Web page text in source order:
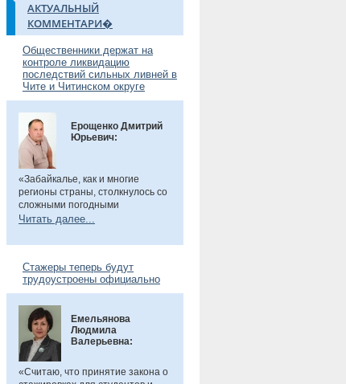
АКТУАЛЬНЫЙ
КОММЕНТАРИ�
Общественники держат на
контроле ликвидацию
последствий сильных ливней в
Чите и Читинском округе
Ерощенко Дмитрий
Юрьевич:
«Забайкалье, как и многие
регионы страны, столкнулось со
сложными погодными
условиями. Но благодаря ранее
рек во многих местах удалось
Танха и Курчина наблюдается
даже небольшой спад уровня
воды. В частности, в селе Танха
Читинского округа, в котором мы
былив прошлом году, жители
претензий не имеют. Есть
сложности в поселке
Биофабрика. Там подтоплены
приусадебные участки.
Читать далее...
Стажеры теперь будут
трудоустроены официально
Емельянова
Людмила
Валерьевна:
«Считаю, что принятие закона о